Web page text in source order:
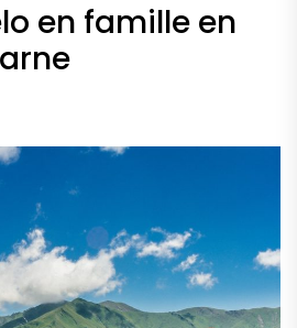
en famille en